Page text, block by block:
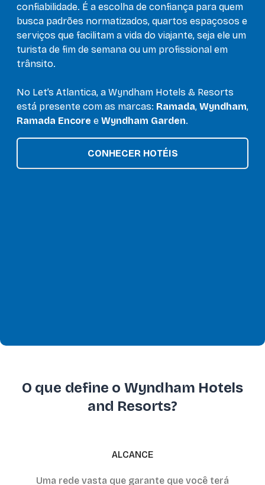
confiabilidade. É a escolha de confiança para quem
busca padrões normatizados, quartos espaçosos e
serviços que facilitam a vida do viajante, seja ele um
turista de fim de semana ou um profissional em
trânsito.
No Let’s Atlantica, a Wyndham Hotels & Resorts
está presente com as marcas: Ramada, Wyndham,
Ramada Encore e Wyndham Garden.
CONHECER HOTÉIS
O que define o Wyndham Hotels
and Resorts?
ALCANCE
Uma rede vasta que garante que você terá